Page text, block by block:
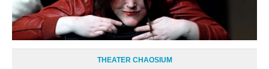
THEATER CHAOSIUM